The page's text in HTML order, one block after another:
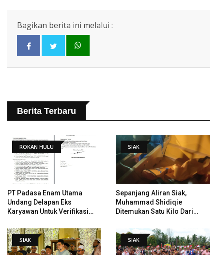
Bagikan berita ini melalui :
Berita Terbaru
ROKAN HULU
PT Padasa Enam Utama
Undang Delapan Eks
Karyawan Untuk Verifikasi
PHI
SIAK
Sepanjang Aliran Siak,
Muhammad Shidiqie
Ditemukan Satu Kilo Dari
SIAK SIAK